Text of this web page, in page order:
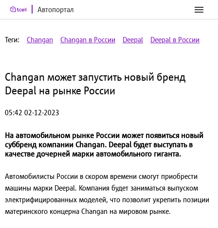
Автопортал
Теги: Changan Changan в России Deepal Deepal в России
Changan может запустить новый бренд
Deepal на рынке России
05:42 02-12-2023
На автомобильном рынке России может появиться новый
суббренд компании Changan. Deepal будет выступать в
качестве дочерней марки автомобильного гиганта.
Автомобилисты России в скором времени смогут приобрести
машины марки Deepal. Компания будет заниматься выпуском
электрифицированных моделей, что позволит укрепить позиции
материнского концерна Changan на мировом рынке.